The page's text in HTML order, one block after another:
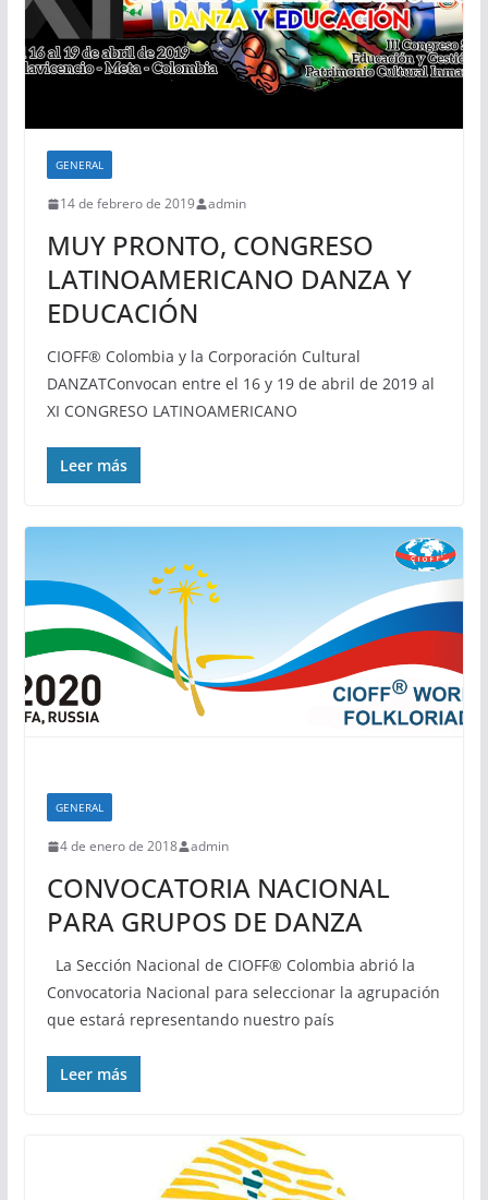
GENERAL
14 de febrero de 2019 admin
MUY PRONTO, CONGRESO
LATINOAMERICANO DANZA Y
EDUCACIÓN
CIOFF® Colombia y la Corporación Cultural
DANZATConvocan entre el 16 y 19 de abril de 2019 al
XI CONGRESO LATINOAMERICANO
Leer más
GENERAL
4 de enero de 2018 admin
CONVOCATORIA NACIONAL
PARA GRUPOS DE DANZA
La Sección Nacional de CIOFF® Colombia abrió la
Convocatoria Nacional para seleccionar la agrupación
que estará representando nuestro país
Leer más